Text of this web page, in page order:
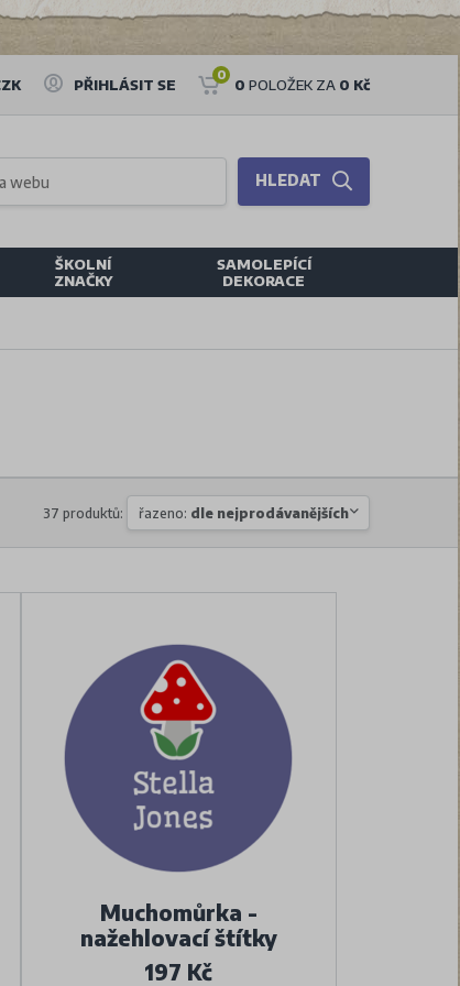
PŘIHLÁSIT SE
0
0 POLOŽEK ZA 0 Kč
HLEDAT
ŠKOLNÍ
ZNAČKY
SAMOLEPÍCÍ
DEKORACE
37 produktů: řazeno: dle nejprodávanějších
Muchomůrka -
nažehlovací štítky
197 Kč